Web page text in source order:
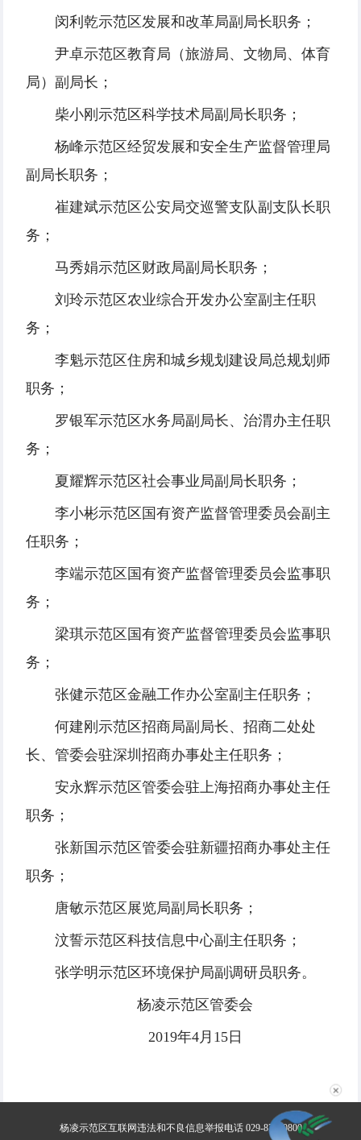
闵利乾示范区发展和改革局副局长职务；
尹卓示范区教育局（旅游局、文物局、体育
局）副局长；
柴小刚示范区科学技术局副局长职务；
杨峰示范区经贸发展和安全生产监督管理局
副局长职务；
崔建斌示范区公安局交巡警支队副支队长职
务；
马秀娟示范区财政局副局长职务；
刘玲示范区农业综合开发办公室副主任职
务；
李魁示范区住房和城乡规划建设局总规划师
职务；
罗银军示范区水务局副局长、治渭办主任职
务；
夏耀辉示范区社会事业局副局长职务；
李小彬示范区国有资产监督管理委员会副主
任职务；
李端示范区国有资产监督管理委员会监事职
务；
梁琪示范区国有资产监督管理委员会监事职
务；
张健示范区金融工作办公室副主任职务；
何建刚示范区招商局副局长、招商二处处
长、管委会驻深圳招商办事处主任职务；
安永辉示范区管委会驻上海招商办事处主任
职务；
张新国示范区管委会驻新疆招商办事处主任
职务；
唐敏示范区展览局副局长职务；
汶誓示范区科技信息中心副主任职务；
张学明示范区环境保护局副调研员职务。
杨凌示范区管委会
2019年4月15日
杨凌示范区互联网违法和不良信息举报电话 029-87030800
✕